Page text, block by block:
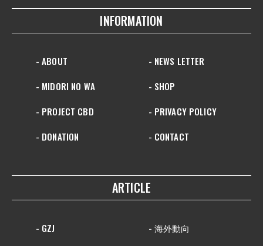
INFORMATION
- ABOUT
- MIDORI NO WA
- PROJECT CBD
- DONATION
- NEWS LETTER
- SHOP
- PRIVACY POLICY
- CONTACT
ARTICLE
- GZJ
- 海外動向